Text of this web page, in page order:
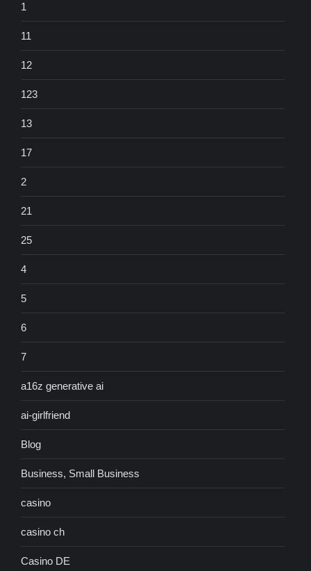
1
11
12
123
13
17
2
21
25
4
5
6
7
a16z generative ai
ai-girlfriend
Blog
Business, Small Business
casino
casino ch
Casino DE